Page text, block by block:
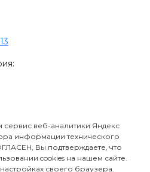
веб-аналитики Яндекс
информации технического
Вы подтверждаете, что
cookies на нашем сайте.
своего браузера.